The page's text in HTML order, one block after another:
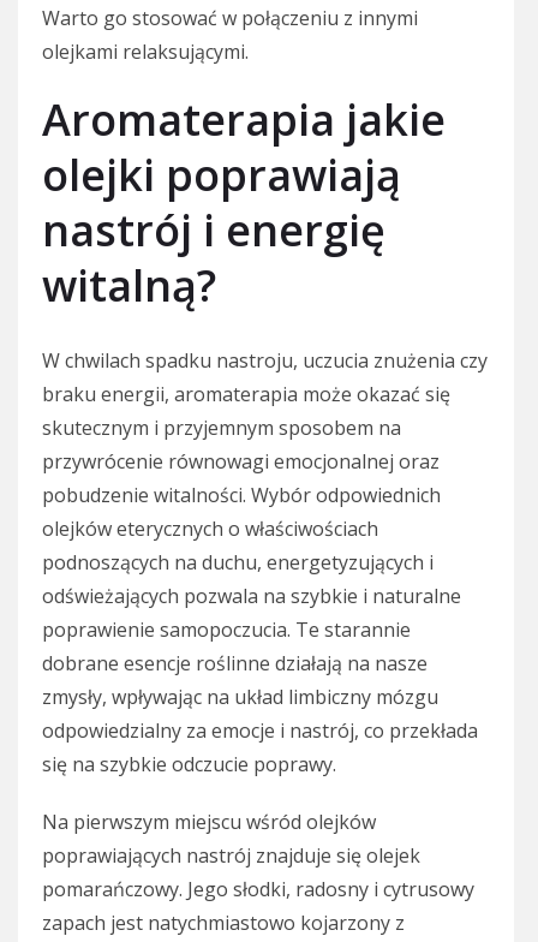
Warto go stosować w połączeniu z innymi
olejkami relaksującymi.
Aromaterapia jakie
olejki poprawiają
nastrój i energię
witalną?
W chwilach spadku nastroju, uczucia znużenia czy
braku energii, aromaterapia może okazać się
skutecznym i przyjemnym sposobem na
przywrócenie równowagi emocjonalnej oraz
pobudzenie witalności. Wybór odpowiednich
olejków eterycznych o właściwościach
podnoszących na duchu, energetyzujących i
odświeżających pozwala na szybkie i naturalne
poprawienie samopoczucia. Te starannie
dobrane esencje roślinne działają na nasze
zmysły, wpływając na układ limbiczny mózgu
odpowiedzialny za emocje i nastrój, co przekłada
się na szybkie odczucie poprawy.
Na pierwszym miejscu wśród olejków
poprawiających nastrój znajduje się olejek
pomarańczowy. Jego słodki, radosny i cytrusowy
zapach jest natychmiastowo kojarzony z